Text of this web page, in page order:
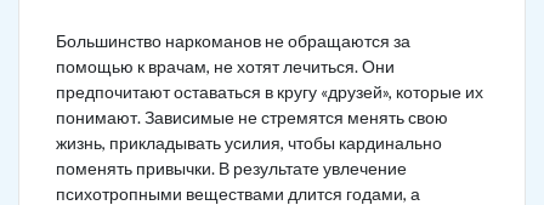
Большинство наркоманов не обращаются за
помощью к врачам, не хотят лечиться. Они
предпочитают оставаться в кругу «друзей», которые их
понимают. Зависимые не стремятся менять свою
жизнь, прикладывать усилия, чтобы кардинально
поменять привычки. В результате увлечение
психотропными веществами длится годами, а